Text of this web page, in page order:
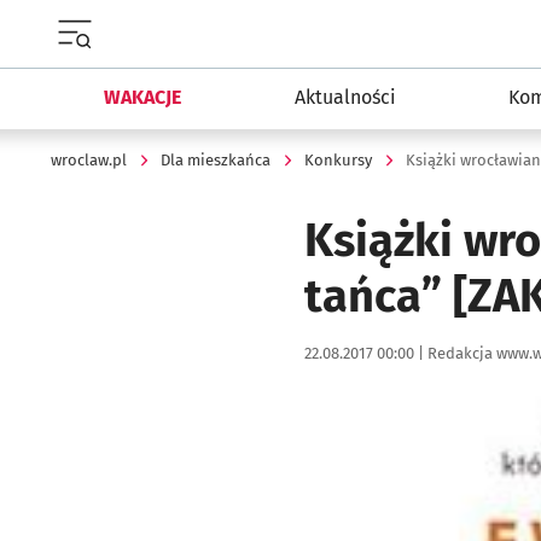
WAKACJE Aktualności
wroclaw.pl Dla mieszkańca Konkursy Książki
Książki
tańca”
Data publikacji:
22.08.2017 00:00 | Autor:
Redakcja